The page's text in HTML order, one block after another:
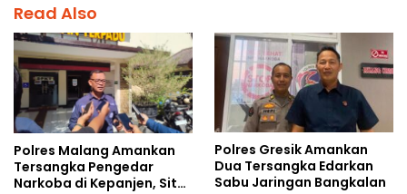
Read Also
Polres Malang Amankan
Tersangka Pengedar
Narkoba di Kepanjen, Sita
Polres Gresik Amankan
Dua Tersangka Edarkan
Sabu Jaringan Bangkalan